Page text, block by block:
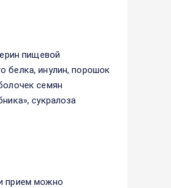
пищевой
белка, инулин, порошок
семян
сукралоза
прием можно